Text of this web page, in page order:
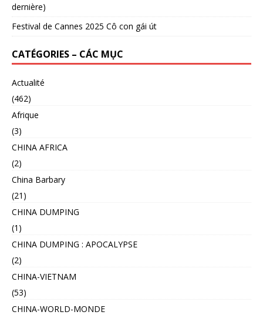
dernière)
Festival de Cannes 2025 Cô con gái út
CATÉGORIES – CÁC MỤC
Actualité
(462)
Afrique
(3)
CHINA AFRICA
(2)
China Barbary
(21)
CHINA DUMPING
(1)
CHINA DUMPING : APOCALYPSE
(2)
CHINA-VIETNAM
(53)
CHINA-WORLD-MONDE